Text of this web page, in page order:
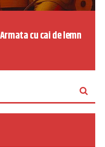
Armata cu cai de lemn